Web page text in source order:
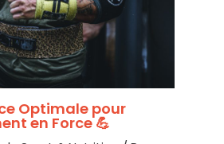
Optimale pour
en Force 💪